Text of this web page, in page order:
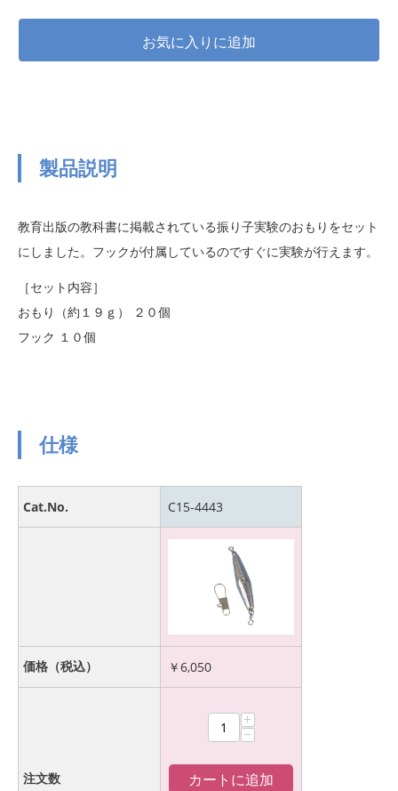
製品説明
教育出版の教科書に掲載されている振り子実験のおもりをセット
にしました。フックが付属しているのですぐに実験が行えます。
［セット内容］
おもり（約１９ｇ） ２０個
フック １０個
仕様
Cat.No. C15-4443
価格（税込） ￥6,050
注文数
+
−
カートに追加